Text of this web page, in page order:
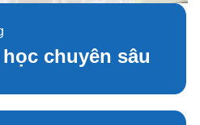
chuyên sâu